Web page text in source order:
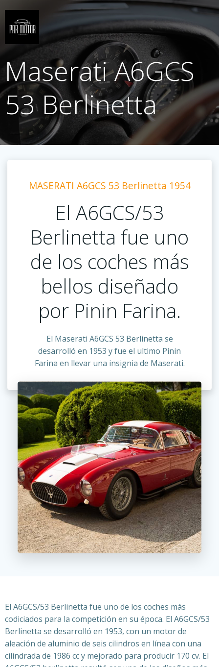
Saltar
al
contenido
Maserati A6GCS
53 Berlinetta
MASERATI A6GCS 53 Berlinetta 1954
El A6GCS/53
Berlinetta fue uno
de los coches más
bellos diseñado
por Pinin Farina.
El Maserati A6GCS 53 Berlinetta se
desarrolló en 1953 y fue el ultimo Pinin
Farina en llevar una insignia de Maserati.
El A6GCS/53 Berlinetta fue uno de los coches más
codiciados para la competición en su época. El A6GCS/53
Berlinetta se desarrolló en 1953, con un motorde
aleación de aluminio de seis cilindros en línea con una
cilindrada de 1986 cc y mejorado para producir 170 cv. El